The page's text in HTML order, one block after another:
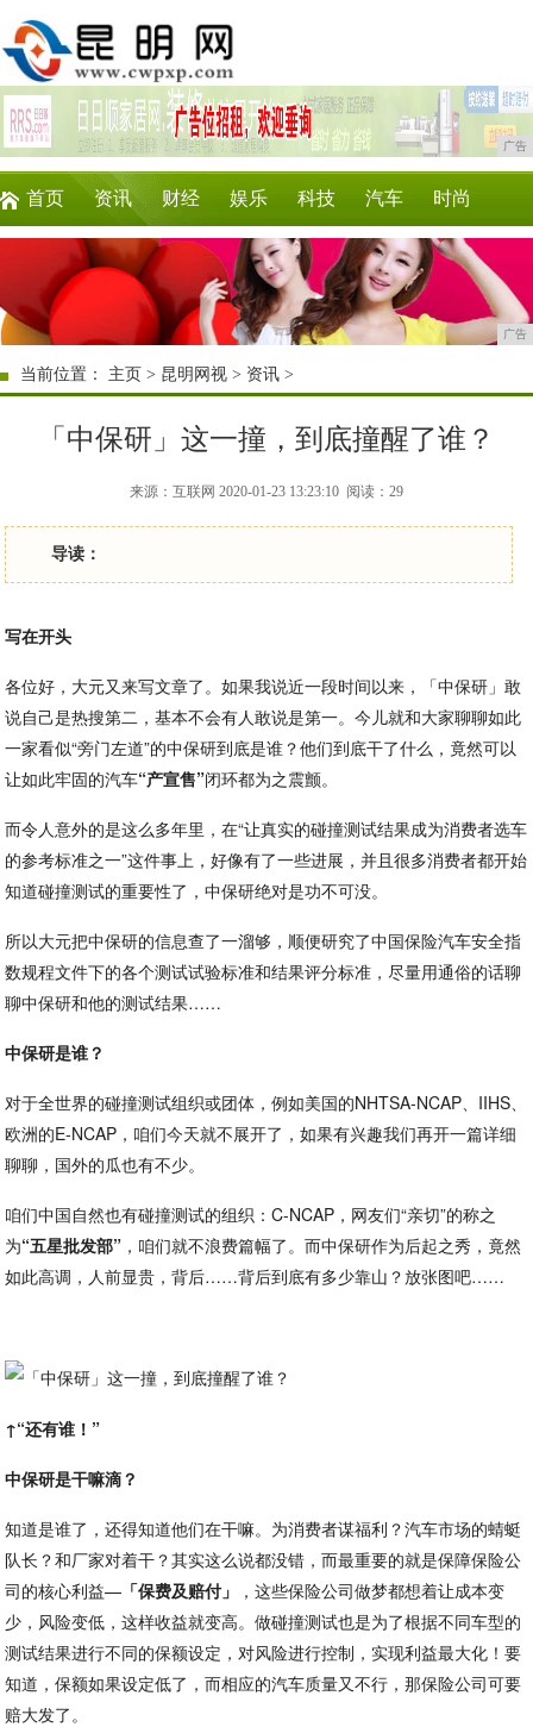
广告
首页 资讯 财经 娱乐 科技 汽车 时尚
游戏 美食 商讯 理财 微商
广告
当前位置： 主页 > 昆明网视 > 资讯 >
「中保研」这一撞，到底撞醒了谁？
来源：互联网 2020-01-23 13:23:10 阅读：29
导读：
写在开头
各位好，大元又来写文章了。如果我说近一段时间以来，「中保研」敢
说自己是热搜第二，基本不会有人敢说是第一。今儿就和大家聊聊如此
一家看似“旁门左道”的中保研到底是谁？他们到底干了什么，竟然可以
让如此牢固的汽车“产宣售”闭环都为之震颤。
而令人意外的是这么多年里，在“让真实的碰撞测试结果成为消费者选车
的参考标准之一”这件事上，好像有了一些进展，并且很多消费者都开始
知道碰撞测试的重要性了，中保研绝对是功不可没。
所以大元把中保研的信息查了一溜够，顺便研究了中国保险汽车安全指
数规程文件下的各个测试试验标准和结果评分标准，尽量用通俗的话聊
聊中保研和他的测试结果……
中保研是谁？
对于全世界的碰撞测试组织或团体，例如美国的NHTSA-NCAP、IIHS、
欧洲的E-NCAP，咱们今天就不展开了，如果有兴趣我们再开一篇详细
聊聊，国外的瓜也有不少。
咱们中国自然也有碰撞测试的组织：C-NCAP，网友们“亲切”的称之
为“五星批发部” ，咱们就不浪费篇幅了。而中保研作为后起之秀，竟然
如此高调，人前显贵，背后……背后到底有多少靠山？放张图吧……
↑“还有谁！”
中保研是干嘛滴？
知道是谁了，还得知道他们在干嘛。为消费者谋福利？汽车市场的蜻蜓
队长？和厂家对着干？其实这么说都没错，而最重要的就是保障保险公
司的核心利益— 「保费及赔付」
，这些保险公司做梦都想着让成本变
少，风险变低，这样收益就变高。做碰撞测试也是为了根据不同车型的
测试结果进行不同的保额设定，对风险进行控制，实现利益最大化！要
知道，保额如果设定低了，而相应的汽车质量又不行，那保险公司可要
赔大发了。